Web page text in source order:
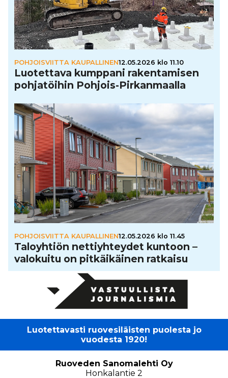
POHJOISVIITTA KAUPALLINEN12.05.2026 klo 11.10
Luo­tet­tava kumppani raken­ta­mi­sen
poh­ja­töi­hin Pohjois-Pir­kan­maalla
POHJOISVIITTA KAUPALLINEN12.05.2026 klo 11.45
Talo­yh­tiön net­tiyh­tey­det kuntoon –
valokuitu on pit­käi­käi­nen ratkaisu
Luotettavasti ruovesiläisten puolesta jo
vuodesta 1920!
Ruoveden Sanomalehti Oy
Honkalantie 2